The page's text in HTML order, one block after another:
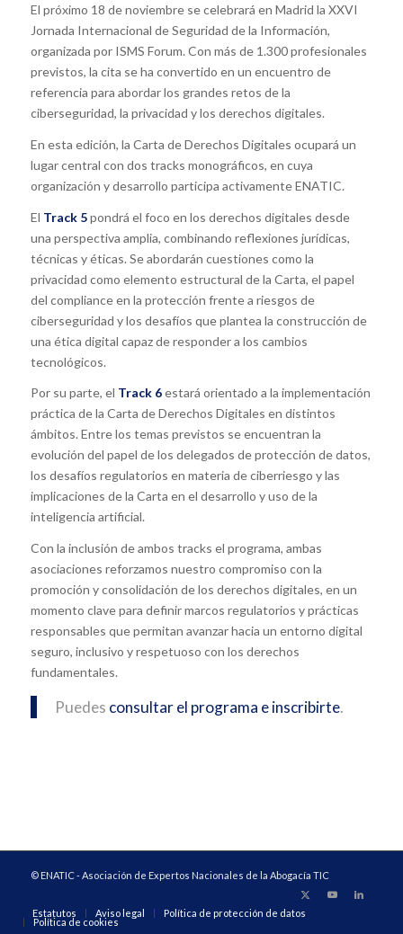
El próximo 18 de noviembre se celebrará en Madrid la XXVI
Jornada Internacional de Seguridad de la Información,
organizada por ISMS Forum. Con más de 1.300 profesionales
previstos, la cita se ha convertido en un encuentro de
referencia para abordar los grandes retos de la
ciberseguridad, la privacidad y los derechos digitales.
En esta edición, la Carta de Derechos Digitales ocupará un
lugar central con dos tracks monográficos, en cuya
organización y desarrollo participa activamente ENATIC.
El Track 5pondrá el foco en los derechos digitales desde
una perspectiva amplia, combinando reflexiones jurídicas,
técnicas y éticas. Se abordarán cuestiones como la
privacidad como elemento estructural de la Carta, el papel
del compliance en la protección frente a riesgos de
ciberseguridad y los desafíos que plantea la construcción de
una ética digital capaz de responder a los cambios
tecnológicos.
Por su parte, el Track 6estará orientado a la implementación
práctica de la Carta de Derechos Digitales en distintos
ámbitos. Entre los temas previstos se encuentran la
evolución del papel de los delegados de protección de datos,
los desafíos regulatorios en materia de ciberriesgo y las
implicaciones de la Carta en el desarrollo y uso de la
inteligencia artificial.
Con la inclusión de ambos tracks el programa, ambas
asociaciones reforzamos nuestro compromiso con la
promoción y consolidación de los derechos digitales, en un
momento clave para definir marcos regulatorios y prácticas
responsables que permitan avanzar hacia un entorno digital
seguro, inclusivo y respetuoso con los derechos
fundamentales.
Puedes consultar el programa e inscribirte.
© ENATIC - Asociación de Expertos Nacionales de la Abogacía TIC
Estatutos Aviso legal Política de protección de datos
Política de cookies